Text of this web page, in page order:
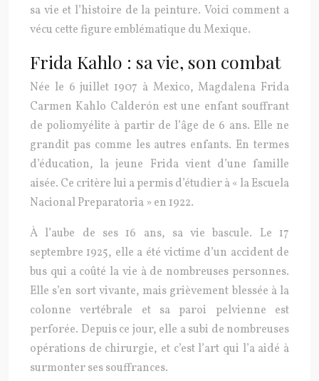
sa vie et l’histoire de la peinture. Voici comment a
vécu cette figure emblématique du Mexique.
Frida Kahlo : sa vie, son combat
Née le 6 juillet 1907 à Mexico, Magdalena Frida
Carmen Kahlo Calderón est une enfant souffrant
de poliomyélite à partir de l’âge de 6 ans. Elle ne
grandit pas comme les autres enfants. En termes
d’éducation, la jeune Frida vient d’une famille
aisée. Ce critère lui a permis d’étudier à « la Escuela
Nacional Preparatoria » en 1922.
À l’aube de ses 16 ans, sa vie bascule. Le 17
septembre 1925, elle a été victime d’un accident de
bus qui a coûté la vie à de nombreuses personnes.
Elle s’en sort vivante, mais grièvement blessée à la
colonne vertébrale et sa paroi pelvienne est
perforée. Depuis ce jour, elle a subi de nombreuses
opérations de chirurgie, et c’est l’art qui l’a aidé à
surmonter ses souffrances.